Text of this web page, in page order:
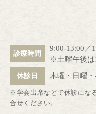
診療時間
9:00-13:00／
※土曜午後は
休診日 木曜・日曜・
※学会出席などで休診にな
合せください。